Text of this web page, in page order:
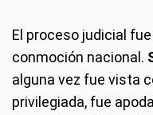
El proceso judicial
conmoción nacional.
alguna vez fue vista
privilegiada, fue